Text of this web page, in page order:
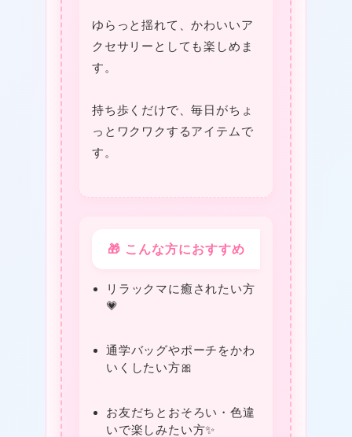
ゆらっと揺れて、かわいいア
クセサリーとしても楽しめま
す。
持ち歩くだけで、毎日がちょ
っとワクワクするアイテムで
す。
🎁 こんな方におすすめ
リラックマに癒されたい方
💗
通学バッグやポーチをかわ
いくしたい方🎀
お友だちとおそろい・色違
いで楽しみたい方✨